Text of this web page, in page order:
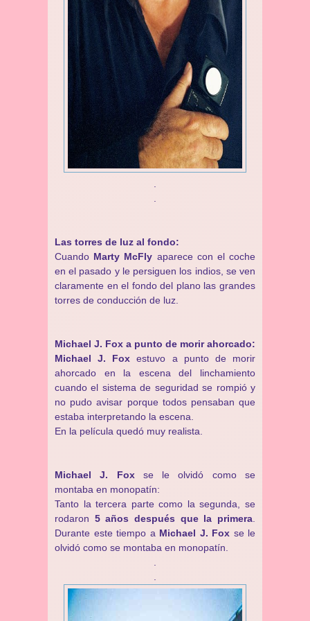
Las torres de luz al fondo:
Cuando Marty McFly aparece con el coche
en el pasado y le persiguen los indios, se ven
claramente en el fondo del plano las grandes
torres de conducción de luz.
Michael J. Fox a punto de morir ahorcado:
Michael J. Fox estuvo a punto de morir
ahorcado en la escena del linchamiento
cuando el sistema de seguridad se rompió y
no pudo avisar porque todos pensaban que
estaba interpretando la escena.
En la película quedó muy realista.
Michael J. Foxse le olvidó como se
montaba en monopatín:
Tanto la tercera parte como la segunda, se
rodaron 5 años después que la primera
Durante este tiempo a Michael J. Fox se le
olvidó como se montaba en monopatín.